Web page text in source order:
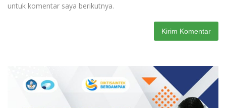
untuk komentar saya berikutnya.